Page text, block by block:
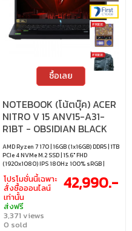
ซื้อเลย
NOTEBOOK (โน้ตบุ๊ค) ACER
NITRO V 15 ANV15-A31-
R1BT - OBSIDIAN BLACK
AMD Ryzen 7 170 | 16GB (1x16GB) DDR5 | 1TB
PCIe 4 NVMe M.2 SSD | 15.6" FHD
(1920x1080) IPS 180Hz 100% sRGB |
Nvidia GeForce RTX 5060 8GB GDDR7 |
Windows 11 Home
โปรโมชั่นนี้เฉพาะ
สั่งซื้อออนไลน์
เท่านั้น
ส่งฟรี
3,371 views
0 sold
42,990.-